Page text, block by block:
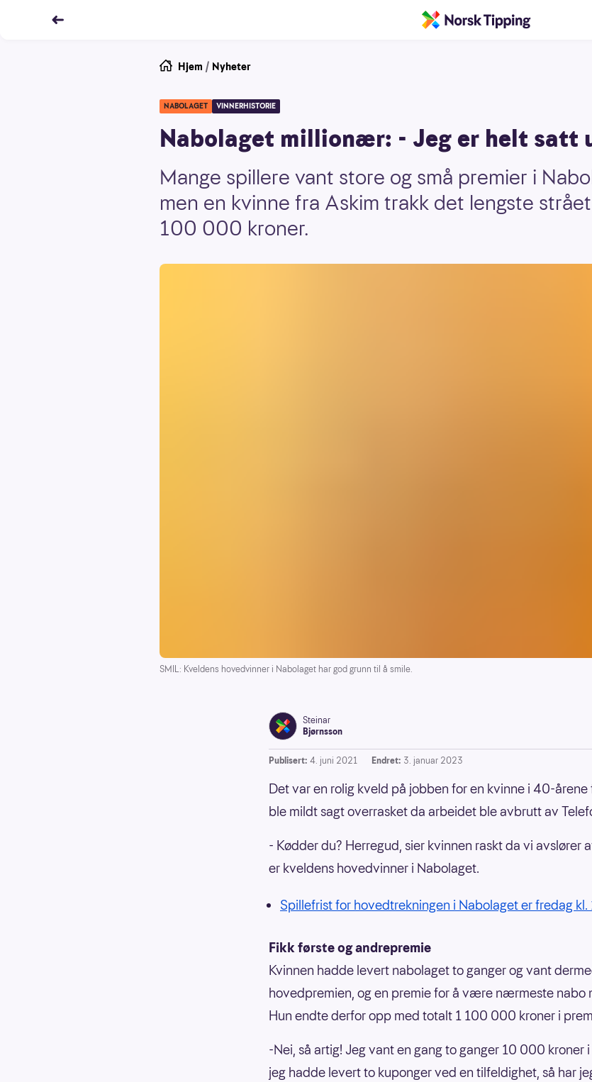
Hjem / Nyheter
NABOLAGET VINNERHISTORIE
Nabolaget millionær: - Jeg er helt satt
Mange spillere vant store og små premier i
men en kvinne fra Askim trakk det lengste
100 000 kroner.
SMIL: Kveldens hovedvinner i Nabolaget har god grunn til å smile.
Steinar
Bjørnsson
Publisert: 4. juni 2021 Endret: 3. januar 2023
Det var en rolig kveld på jobben for en kvinne i 40-årene
ble mildt sagt overrasket da arbeidet ble avbrutt av
- Kødder du? Herregud, sier kvinnen raskt da vi avslører
er kveldens hovedvinner i Nabolaget.
Spillefrist for hovedtrekningen i Nabolaget er fredag
Fikk første og andrepremie
Kvinnen hadde levert nabolaget to ganger og vant
hovedpremien, og en premie for å være nærmeste nabo
Hun endte derfor opp med totalt 1 100 000 kroner i
-Nei, så artig! Jeg vant en gang to ganger 10 000 kroner
jeg hadde levert to kuponger ved en tilfeldighet, så har